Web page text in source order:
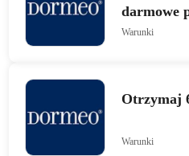
darmowe
Warunki
Otrzymaj
Warunki